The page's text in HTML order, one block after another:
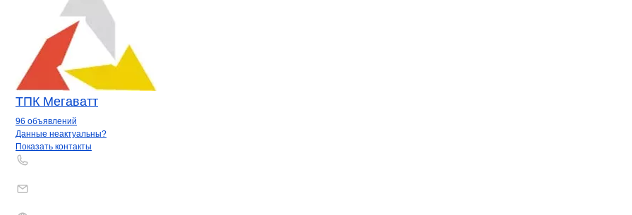
ТПК Мегаватт
96 объявлений
Контактыкомпании
+7(800)000-00-..
Данные неактуальны?
Показать контакты